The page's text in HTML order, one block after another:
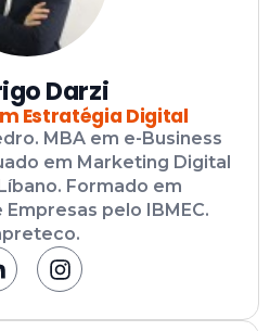
Darzi
Estratégia Digital
MBA em e-Business
em Marketing Digital
Formado em
pelo IBMEC.